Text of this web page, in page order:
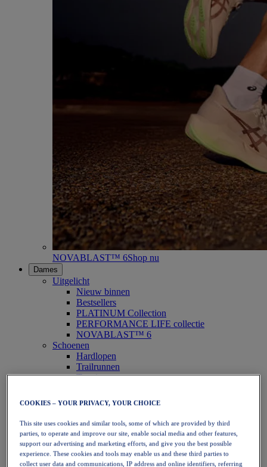
NOVABLAST™ 6Shop nu
Dames
Uitgelicht
Nieuw binnen
Bestsellers
PLATINUM Collection
PERFORMANCE LIFE collectie
NOVABLAST™ 6
Schoenen
Hardlopen
Trailrunnen
Tennis
Handbal
Netbal
SportStyle
Bovenkleding
Sport-bh's
Tanktops
COOKIES – YOUR PRIVACY, YOUR CHOICE
This site uses cookies and similar tools, some of which are provided by third
parties, to operate and improve our site, enable social media and other features,
support our advertising and marketing efforts, and give you the best possible
experience. These cookies and tools may enable us and these third parties to
collect user data and communications, IP address and online identifiers, referring